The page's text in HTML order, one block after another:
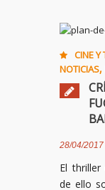
CINE Y
NOTICIAS,
28/04/2017
El
de ello